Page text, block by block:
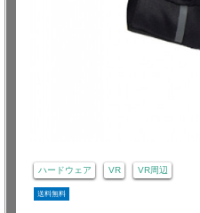
ハードウェア VR VR周辺
送料無料